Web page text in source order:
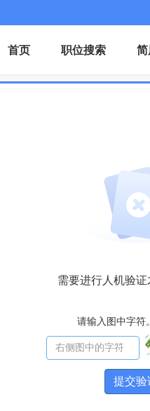
首页 职位搜索 简
需要进行人机验
请输入图中字符。
提交验